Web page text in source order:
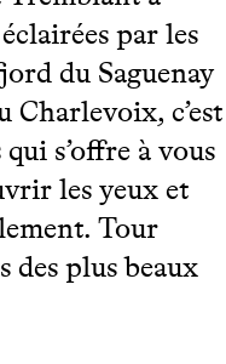
par les
du Saguenay
Charlevoix, c’est
s’offre à vous
les yeux et
Tour
des plus beaux